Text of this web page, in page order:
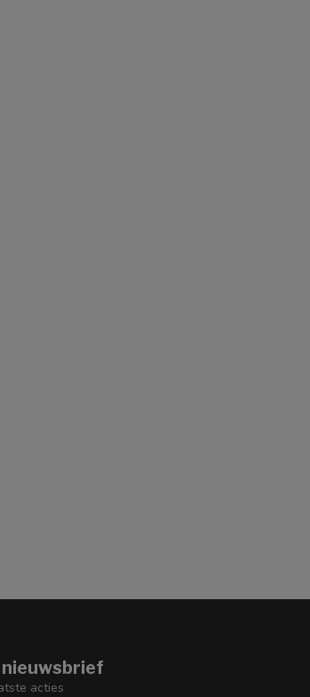
nieuwsbrief
acties